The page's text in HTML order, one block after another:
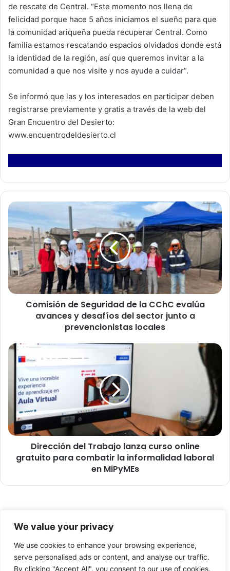
We value your privacy
We use cookies to enhance your browsing experience,
serve personalised ads or content, and analyse our traffic.
By clicking "Accept All", you consent to our use of cookies.
de rescate de Central. “Este momento nos llena de
felicidad porque hace 5 años iniciamos el sueño para que
la comunidad ariqueña pueda recuperar Central. Como
familia estamos rescatando espacios olvidados donde está
la identidad de la región, así que queremos invitar a la
comunidad a que nos visite y nos ayude a cuidar”.
Se informó que las y los interesados en participar deben
registrarse previamente y gratis a través de la web del
Gran Encuentro del Desierto:
www.encuentrodeldesierto.cl
C
o
m
i
s
i
ó
n
d
u
e
l
C
Comisión de Seguridad de la CChC evalúa
avances y desafíos del sector junto a
prevencionistas locales
D
ó
n
Dirección del Trabajo lanza curso online
gratuito para combatir la informalidad laboral
en MiPyMEs
Nosotros